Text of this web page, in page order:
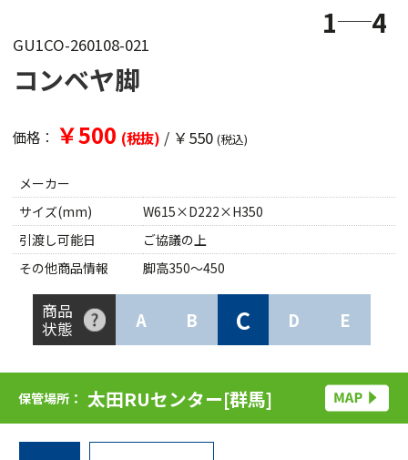
1 4
GU1CO-260108-021
コンベヤ脚
価格： ￥500 (税抜) / ￥550 (税込)
メーカー
サイズ(mm)
W615×D222×H350
引渡し可能日
ご協議の上
その他商品情報
脚高350～450
商品
状態
A B C D E
保管場所： 太田RUセンター[群馬]